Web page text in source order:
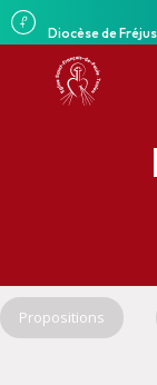
Diocèse de
Propositions